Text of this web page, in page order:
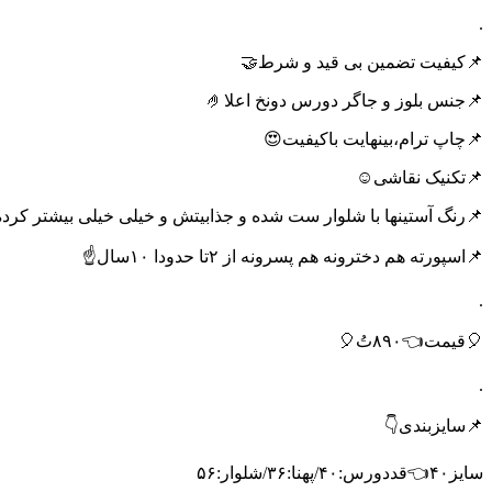
.
📌کیفیت تضمین بی قید و شرط🤝
📌جنس بلوز و جاگر دورس دونخ اعلا🤌
📌چاپ ترام،بینهایت باکیفیت😍
📌تکنیک نقاشی☺️
📌رنگ آستینها با شلوار ست شده و جذابیتش و خیلی خیلی بیشتر
📌اسپورته هم دخترونه هم پسرونه از ۲تا حدودا ۱۰سال☝️
.
🎈قیمت👈۸۹۰تُ🎈
.
📌سایزبندی👇
سایز۴۰👈قددورس:۴۰/پهنا:۳۶/شلوار:۵۶